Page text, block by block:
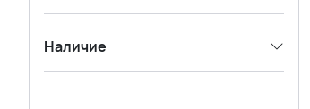
Наличие